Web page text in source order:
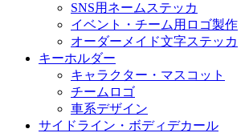
SNS用ネームステッカ
イベント・チーム用ロゴ製作
オーダーメイド文字ステッカ
キーホルダー
キャラクター・マスコット
チームロゴ
車系デザイン
サイドライン・ボディデカール